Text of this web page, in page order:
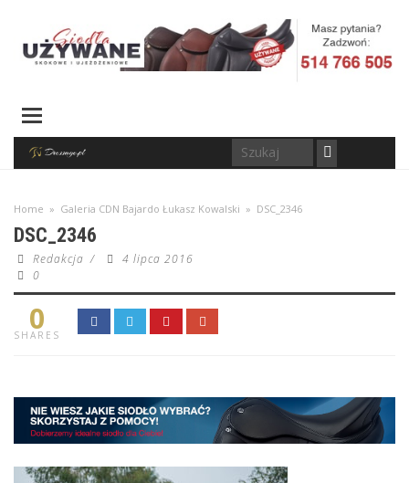
Home » Galeria CDN Bajardo Łukasz Kowalski » DSC_2346
DSC_2346
Redakcja /
4 lipca 2016
0
0
SHARES